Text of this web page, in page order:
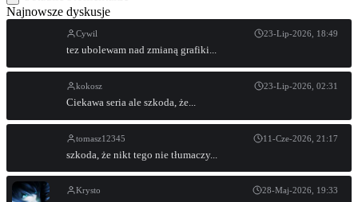
Najnowsze dyskusje
Cywil 23-Lip-2026, 18:49
tez ubolewam nad zmianą grafiki...
kokosz 23-Lip-2026, 02:31
Ciekawa seria ale szkoda, że...
tomasz12345 11-Cze-2026, 21:17
szkoda, że nikt tego nie tłumaczy...
Krysto 28-Maj-2026, 19:33